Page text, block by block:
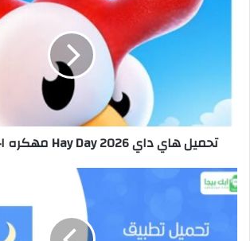
تحميل هاي داي Hay Day 2026 مهكره اخر اصدار مجانا